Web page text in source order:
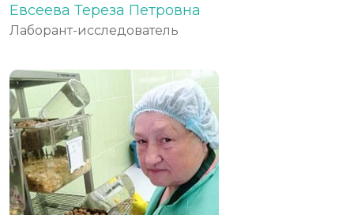
Евсеева Тереза Петровна
Лаборант-исследователь